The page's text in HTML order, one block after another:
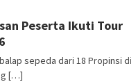
Peserta Ikuti Tour
sepeda dari 18 Propinsi di
[…]